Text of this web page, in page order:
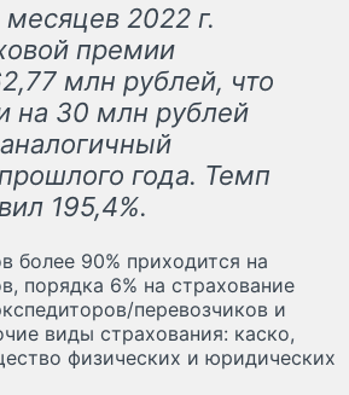
2022 г.
премии
млн рублей, что
на 30 млн рублей
года. Темп
195,4%.
более 90% приходится на
порядка 6% на страхование
перевозчиков и
виды страхования: каско,
физических и юридических